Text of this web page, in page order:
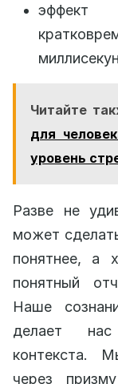
эффект
Читайте
для
уровень
Разве не
может
понятнее, а
понятный
Наше
делает нас
контекста.
через